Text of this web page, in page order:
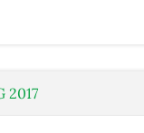
2017